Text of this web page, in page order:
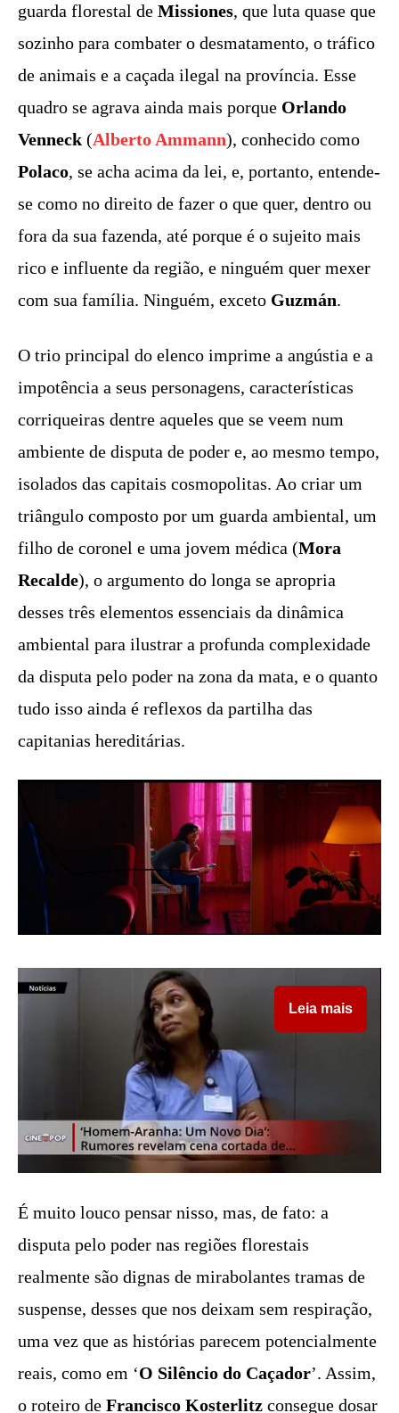
guarda florestal de Missiones, que luta quase que
sozinho para combater o desmatamento, o tráfico
de animais e a caçada ilegal na província. Esse
quadro se agrava ainda mais porque Orlando
Venneck (Alberto Ammann), conhecido como
Polaco, se acha acima da lei, e, portanto, entende-
se como no direito de fazer o que quer, dentro ou
fora da sua fazenda, até porque é o sujeito mais
rico e influente da região, e ninguém quer mexer
com sua família. Ninguém, exceto Guzmán.
O trio principal do elenco imprime a angústia e a
impotência a seus personagens, características
corriqueiras dentre aqueles que se veem num
ambiente de disputa de poder e, ao mesmo tempo,
isolados das capitais cosmopolitas. Ao criar um
triângulo composto por um guarda ambiental, um
filho de coronel e uma jovem médica (Mora
Recalde), o argumento do longa se apropria
desses três elementos essenciais da dinâmica
ambiental para ilustrar a profunda complexidade
da disputa pelo poder na zona da mata, e o quanto
tudo isso ainda é reflexos da partilha das
capitanias hereditárias.
Leia mais
É muito louco pensar nisso, mas, de fato: a
disputa pelo poder nas regiões florestais
realmente são dignas de mirabolantes tramas de
suspense, desses que nos deixam sem respiração,
uma vez que as histórias parecem potencialmente
reais, como em ‘O Silêncio do Caçador’. Assim,
o roteiro de Francisco Kosterlitz consegue dosar